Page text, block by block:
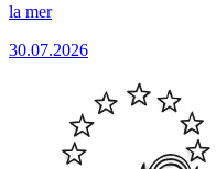
la mer
30.07.2026